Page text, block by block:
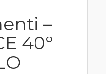
–
40°